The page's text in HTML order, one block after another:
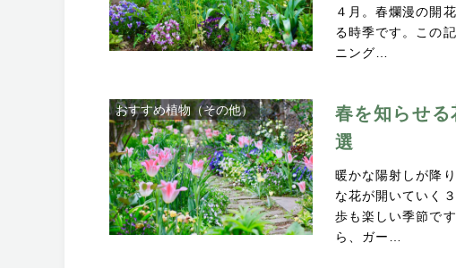
４月。春爛漫の開
る時季です。この
ニング…
おすすめ植物（その他）
春を知らせ
選
暖かな陽射しが降
な花が開いていく
歩も楽しい季節で
ら、ガー…